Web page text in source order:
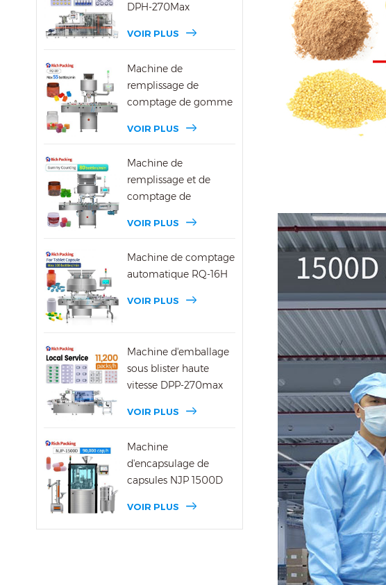
DPH-270Max
VOIR PLUS
Machine de
remplissage de
comptage de gomme
VOIR PLUS
Machine de
remplissage et de
comptage de
16R
VOIR PLUS
Machine de comptage
automatique RQ-16H
VOIR PLUS
Machine d'emballage
sous blister haute
vitesse DPP-270max
VOIR PLUS
Machine
d'encapsulage de
capsules NJP 1500D
VOIR PLUS